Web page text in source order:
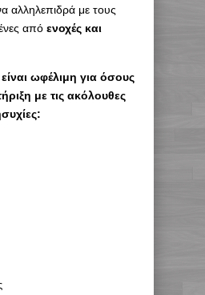
αλληλεπιδρά με τους
από ενοχές και
ωφέλιμη για όσους
με τις ακόλουθες